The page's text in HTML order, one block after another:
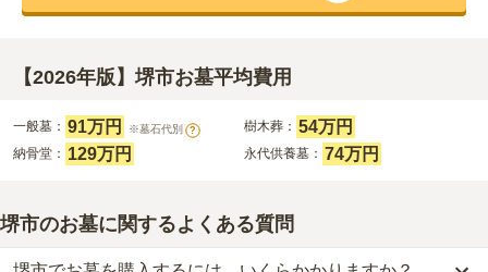
【2026年版】堺市お墓平均費用
一般墓： 91万円 ※墓石代別 ? 樹木葬： 54万円
納骨堂： 129万円 永代供養墓： 74万円
堺市のお墓に関するよくある質問